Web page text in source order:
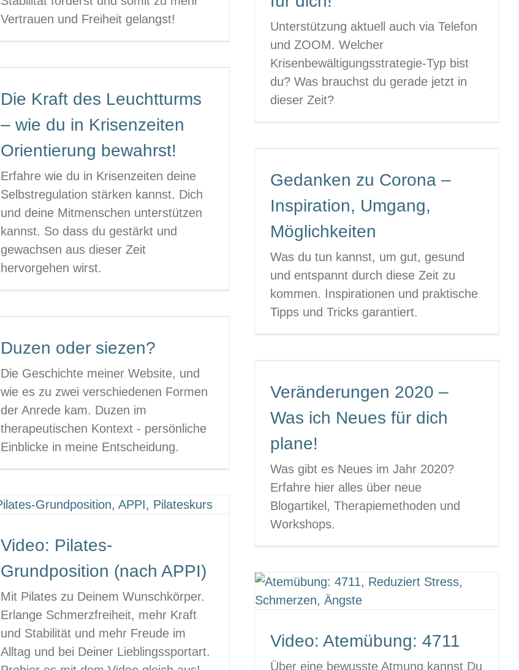
Vertrauen und Freiheit gelangst!
Unterstützung aktuell auch via Telefon
und ZOOM. Welcher
Krisenbewältigungsstrategie-Typ bist
du? Was brauchst du gerade jetzt in
dieser Zeit?
Die Kraft des Leuchtturms
– wie du in Krisenzeiten
Orientierung bewahrst!
Erfahre wie du in Krisenzeiten deine
Selbstregulation stärken kannst. Dich
und deine Mitmenschen unterstützen
kannst. So dass du gestärkt und
gewachsen aus dieser Zeit
hervorgehen wirst.
Gedanken zu Corona –
Inspiration, Umgang,
Möglichkeiten
Was du tun kannst, um gut, gesund
und entspannt durch diese Zeit zu
kommen. Inspirationen und praktische
Tipps und Tricks garantiert.
Duzen oder siezen?
Die Geschichte meiner Website, und
wie es zu zwei verschiedenen Formen
der Anrede kam. Duzen im
therapeutischen Kontext - persönliche
Einblicke in meine Entscheidung.
Veränderungen 2020 –
Was ich Neues für dich
plane!
Was gibt es Neues im Jahr 2020?
Erfahre hier alles über neue
Blogartikel, Therapiemethoden und
Workshops.
Video: Pilates-
Grundposition (nach APPI)
Mit Pilates zu Deinem Wunschkörper.
Erlange Schmerzfreiheit, mehr Kraft
und Stabilität und mehr Freude im
Alltag und bei Deiner Lieblingssportart.
Video: Atemübung: 4711
Über eine bewusste Atmung kannst Du